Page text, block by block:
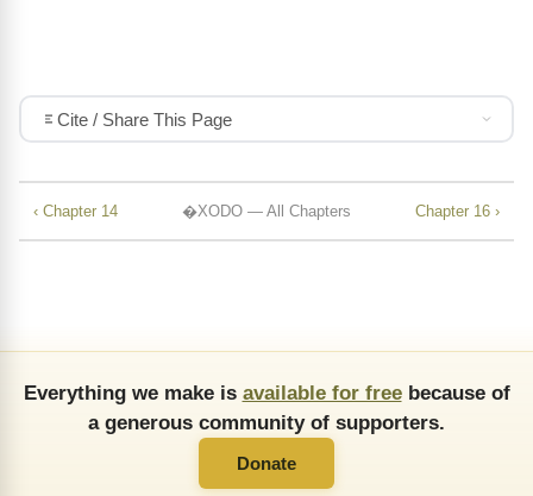
Cite / Share This Page
‹ Chapter 14 �XODO — All Chapters Chapter 16 ›
Everything we make is available for freebecause of
a generous community of supporters.
Donate